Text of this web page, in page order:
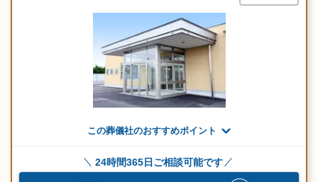
この葬儀社のおすすめポイント
24時間365日ご相談可能です